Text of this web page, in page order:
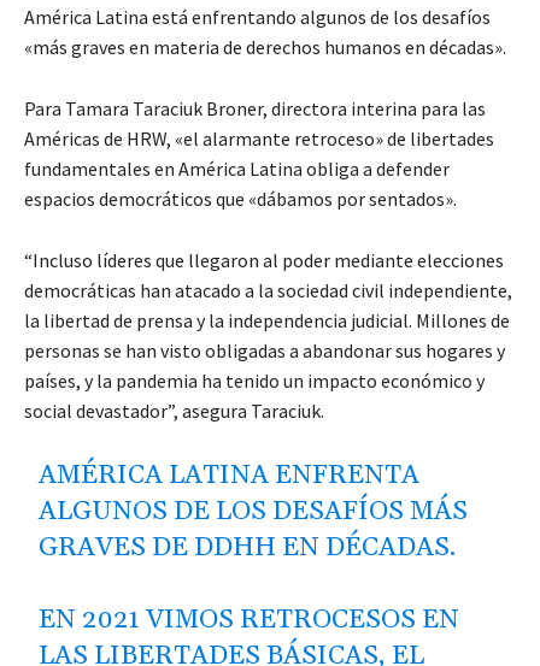
América Latina está enfrentando algunos de los desafíos
«más graves en materia de derechos humanos en décadas».
Para Tamara Taraciuk Broner, directora interina para las
Américas de HRW, «el alarmante retroceso» de libertades
fundamentales en América Latina obliga a defender
espacios democráticos que «dábamos por sentados».
“Incluso líderes que llegaron al poder mediante elecciones
democráticas han atacado a la sociedad civil independiente,
la libertad de prensa y la independencia judicial. Millones de
personas se han visto obligadas a abandonar sus hogares y
países, y la pandemia ha tenido un impacto económico y
social devastador”, asegura Taraciuk.
AMÉRICA LATINA ENFRENTA
ALGUNOS DE LOS DESAFÍOS MÁS
GRAVES DE DDHH EN DÉCADAS.
EN 2021 VIMOS RETROCESOS EN
LAS LIBERTADES BÁSICAS, EL